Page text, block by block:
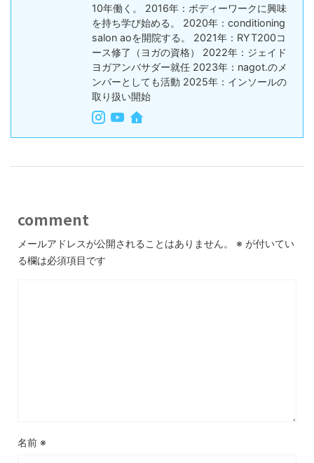
10年働く。 2016年：ボディーワークに興味
を持ち学び始める。 2020年：conditioning
salon aoを開院する。 2021年：RYT200コ
ース修了（ヨガの資格） 2022年：ジェイド
ヨガアンバサダー就任 2023年：nagot.のメ
ンバーとしても活動 2025年：インソールの
取り扱い開始
comment
メールアドレスが公開されることはありません。 ※ が付いてい
る欄は必須項目です
名前 ※